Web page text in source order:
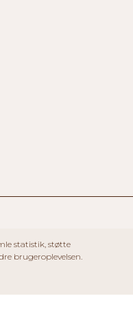
statistik, støtte
brugeroplevelsen.